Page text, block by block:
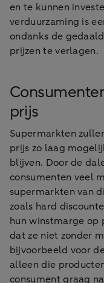
en te kunnen
verduurzaming is
ondanks de
prijzen te verlagen.
prijs
Supermarkten
prijs zo laag
blijven. Door de
consumenten veel
supermarkten van
zoals hard
hun winstmarge
dat ze niet zonder
bijvoorbeeld voor
alleen die
consument graag